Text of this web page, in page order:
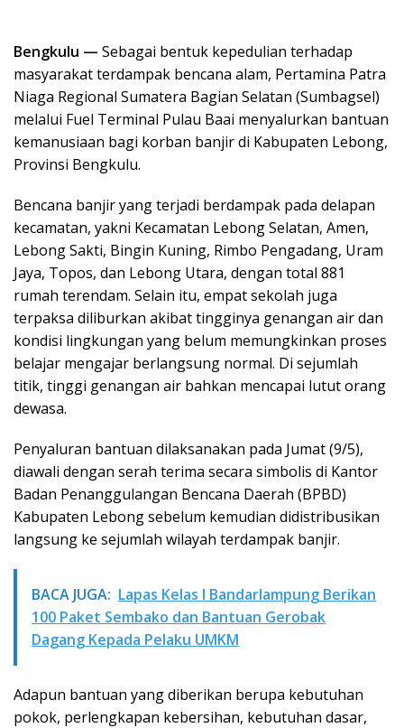
Bengkulu — Sebagai bentuk kepedulian terhadap
masyarakat terdampak bencana alam, Pertamina Patra
Niaga Regional Sumatera Bagian Selatan (Sumbagsel)
melalui Fuel Terminal Pulau Baai menyalurkan bantuan
kemanusiaan bagi korban banjir di Kabupaten Lebong,
Provinsi Bengkulu.
Bencana banjir yang terjadi berdampak pada delapan
kecamatan, yakni Kecamatan Lebong Selatan, Amen,
Lebong Sakti, Bingin Kuning, Rimbo Pengadang, Uram
Jaya, Topos, dan Lebong Utara, dengan total 881
rumah terendam. Selain itu, empat sekolah juga
terpaksa diliburkan akibat tingginya genangan air dan
kondisi lingkungan yang belum memungkinkan proses
belajar mengajar berlangsung normal. Di sejumlah
titik, tinggi genangan air bahkan mencapai lutut orang
dewasa.
Penyaluran bantuan dilaksanakan pada Jumat (9/5),
diawali dengan serah terima secara simbolis di Kantor
Badan Penanggulangan Bencana Daerah (BPBD)
Kabupaten Lebong sebelum kemudian didistribusikan
langsung ke sejumlah wilayah terdampak banjir.
BACA JUGA: Lapas Kelas I Bandarlampung Berikan
100 Paket Sembako dan Bantuan Gerobak
Dagang Kepada Pelaku UMKM
Adapun bantuan yang diberikan berupa kebutuhan
pokok, perlengkapan kebersihan, kebutuhan dasar,